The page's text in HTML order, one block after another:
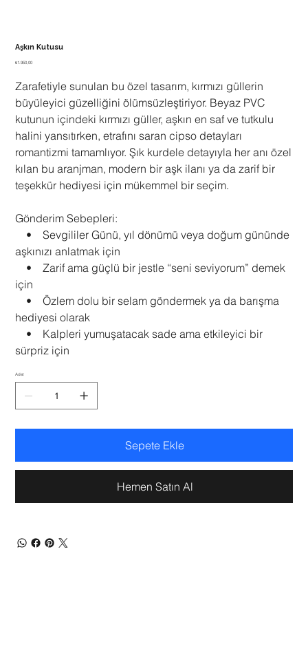
Aşkın Kutusu
Fiyat
₺1.950,00
Zarafetiyle sunulan bu özel tasarım, kırmızı güllerin
büyüleyici güzelliğini ölümsüzleştiriyor. Beyaz PVC
kutunun içindeki kırmızı güller, aşkın en saf ve tutkulu
halini yansıtırken, etrafını saran cipso detayları
romantizmi tamamlıyor. Şık kurdele detayıyla her anı özel
kılan bu aranjman, modern bir aşk ilanı ya da zarif bir
teşekkür hediyesi için mükemmel bir seçim.
Gönderim Sebepleri:
• Sevgililer Günü, yıl dönümü veya doğum gününde
aşkınızı anlatmak için
• Zarif ama güçlü bir jestle “seni seviyorum” demek
için
• Özlem dolu bir selam göndermek ya da barışma
hediyesi olarak
• Kalpleri yumuşatacak sade ama etkileyici bir
sürpriz için
Adet
Sepete Ekle
Hemen Satın Al